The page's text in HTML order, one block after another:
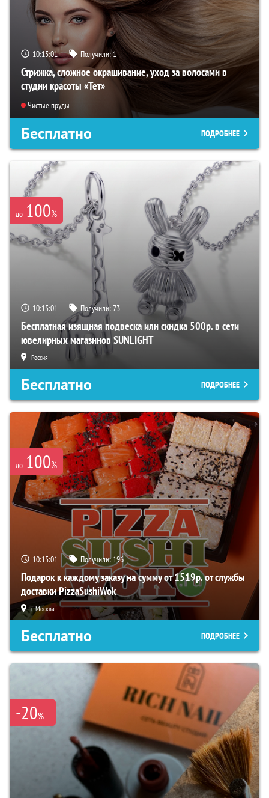
10:14:59 Получили:1
Стрижка, сложное окрашивание, уход за волосами в
студии красоты «Тет»
Чистые пруды
Бесплатно ПОДРОБНЕЕ
до 100%
10:14:59 Получили:73
Бесплатная изящная подвеска или скидка 500р. в сети
ювелирных магазинов SUNLIGHT
Россия
Бесплатно ПОДРОБНЕЕ
до 100%
10:14:59 Получили:196
Подарок к каждому заказу на сумму от 1519р. от службы
доставки PizzaSushiWok
г. Москва
Бесплатно ПОДРОБНЕЕ
-20%